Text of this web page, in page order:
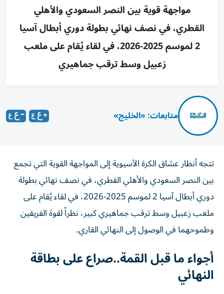
مواجهة قوية بين النصر السعودي والأهلي
القطري، في نصف نهائي بطولة دوري أبطال آسيا
2 لموسم 2025-2026، في لقاء يُقام على ملعب
زعبيل وسط ترقب جماهيري
متابعات: «الخليج»
تتجه أنظار عشاق الكرة الآسيوية إلى المواجهة القوية التي تجمع
بين النصر السعودي والأهلي القطري، في نصف نهائي بطولة
دوري أبطال آسيا 2 لموسم 2025-2026، في لقاء يُقام على
ملعب زعبيل وسط ترقب جماهيري كبير، نظراً لقوة الفريقين
وطموحهما في الوصول إلى النهائي القاري.
أجواء ما قبل القمة..صراع على بطاقة
النهائي